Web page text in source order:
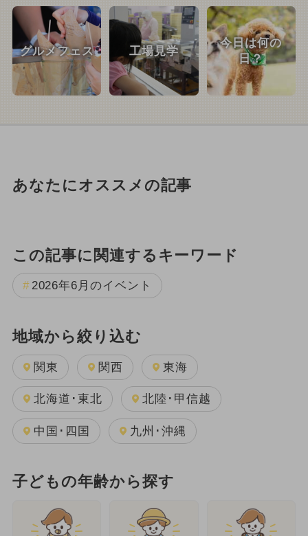
グルメフェス 工場見学
今日は何の
日？
あなたにオススメの記事
この記事に関連するキーワード
2026年6月のイベント
地域から絞り込む
関東 関西 東海
北海道･東北 北陸･甲信越
中国･四国 九州･沖縄
子どもの年齢から探す